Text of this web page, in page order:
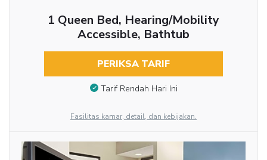
1 Queen Bed, Hearing/Mobility
Accessible, Bathtub
PERIKSA TARIF
Tarif Rendah Hari Ini
Fasilitas kamar, detail, dan kebijakan.